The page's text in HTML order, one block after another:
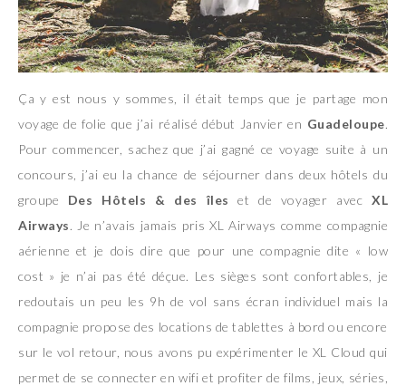
Ça y est nous y sommes, il était temps que je partage mon
voyage de folie que j’ai réalisé début Janvier en Guadeloupe.
Pour commencer, sachez que j’ai gagné ce voyage suite à un
concours, j’ai eu la chance de séjourner dans deux hôtels du
groupe Des Hôtels & des îles et de voyager avecXL
Airways. Je n’avais jamais pris XL Airways comme compagnie
aérienne et je dois dire que pour une compagnie dite « low
cost » je n’ai pas été déçue. Les sièges sont confortables, je
redoutais un peu les 9h de vol sans écran individuel mais la
compagnie propose des locations de tablettes à bord ou encore
sur le vol retour, nous avons pu expérimenter le XL Cloud qui
permet de se connecter en wifi et profiter de films, jeux, séries,